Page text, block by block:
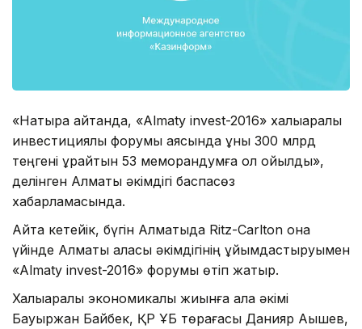
«Нақтырақ айтқанда, «Almaty invest-2016» халықаралық
инвестициялық форумы аясында құны 300 млрд
теңгені құрайтын 53 меморандумға қол қойылды»,
делінген Алматы әкімдігі баспасөз
хабарламасында.
Айта кетейік, бүгін Алматыда Ritz-Carlton қонақ
үйінде Алматы қаласы әкімдігінің ұйымдастыруымен
«Almaty invest-2016» форумы өтіп жатыр.
Халықаралық экономикалық жиынға қала әкімі
Бауыржан Байбек, ҚР ҰБ төрағасы Данияр Ақышев,